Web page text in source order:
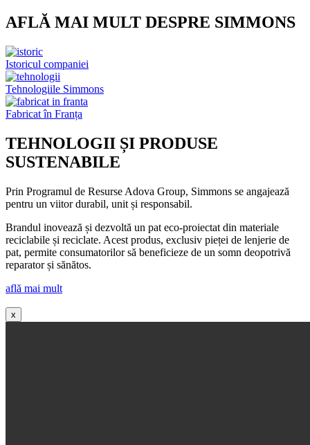
AFLĂ MAI MULT DESPRE SIMMONS
Istoricul companiei
Tehnologiile Simmons
Fabricat în Franța
TEHNOLOGII ȘI PRODUSE
SUSTENABILE
Prin Programul de Resurse Adova Group, Simmons se angajează
pentru un viitor durabil, unit și responsabil.
Brandul inovează și dezvoltă un pat eco-proiectat din materiale
reciclabile și reciclate. Acest produs, exclusiv pieței de lenjerie de
pat, permite consumatorilor să beneficieze de un somn deopotrivă
reparator și sănătos.
află mai mult
x